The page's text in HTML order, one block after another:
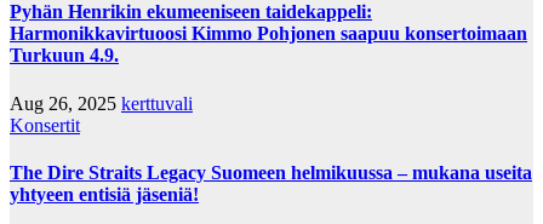
Pyhän Henrikin ekumeeniseen taidekappeli:
Harmonikkavirtuoosi Kimmo Pohjonen saapuu konsertoimaan
Turkuun 4.9.
Aug 26, 2025 kerttuvali
Konsertit
The Dire Straits Legacy Suomeen helmikuussa – mukana useita
yhtyeen entisiä jäseniä!